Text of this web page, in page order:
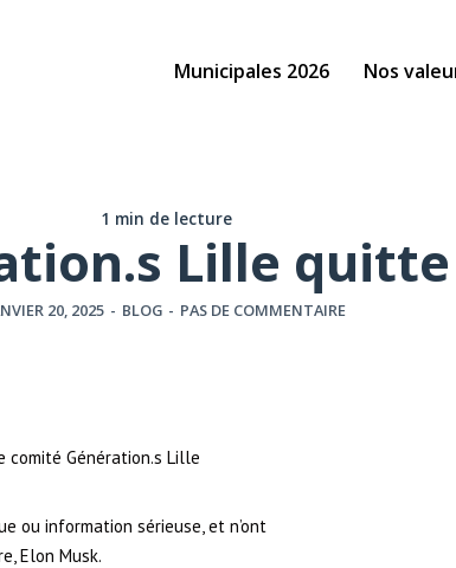
Municipales 2026 Nos
1 min de lecture
Lille
20, 2025 - BLOG - PAS DE COMMENTAIRE
comité Génération.s Lille
ou information sérieuse, et n’ont
Elon Musk.